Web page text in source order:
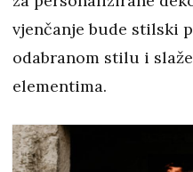
vjenčanje bude stilski
odabranom stilu i
elementima.